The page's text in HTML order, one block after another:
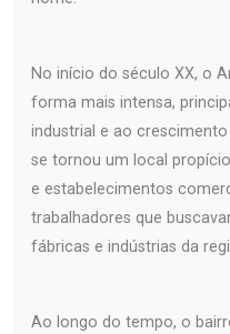
No início do século XX, o
forma mais intensa,
industrial e ao
se tornou um local
e estabelecimentos
trabalhadores que
fábricas e indústrias da
Ao longo do tempo, o